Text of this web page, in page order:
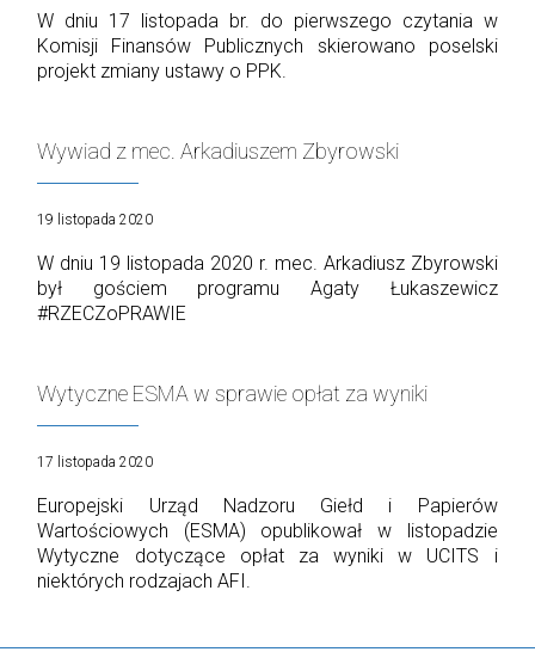
W dniu 17 listopada br. do pierwszego czytania w
Komisji Finansów Publicznych skierowano poselski
projekt zmiany ustawy o PPK.
Wywiad z mec. Arkadiuszem Zbyrowski
19 listopada 2020
W dniu 19 listopada 2020 r. mec. Arkadiusz Zbyrowski
był gościem programu Agaty Łukaszewicz
#RZECZoPRAWIE
Wytyczne ESMA w sprawie opłat za wyniki
17 listopada 2020
Europejski Urząd Nadzoru Giełd i Papierów
Wartościowych (ESMA) opublikował w listopadzie
Wytyczne dotyczące opłat za wyniki w UCITS i
niektórych rodzajach AFI.